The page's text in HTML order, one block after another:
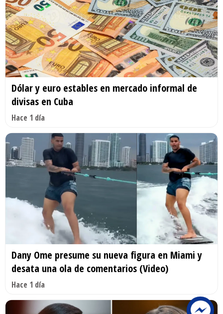
Dólar y euro estables en mercado informal de
divisas en Cuba
Hace 1 día
Dany Ome presume su nueva figura en Miami y
desata una ola de comentarios (Video)
Hace 1 día